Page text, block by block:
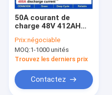
50A courant de
charge 48V 412AH
ion pour moteur de
bateau de mer
Prix:négociable
MOQ:1-1000 unités
Trouvez les derniers prix
Contactez